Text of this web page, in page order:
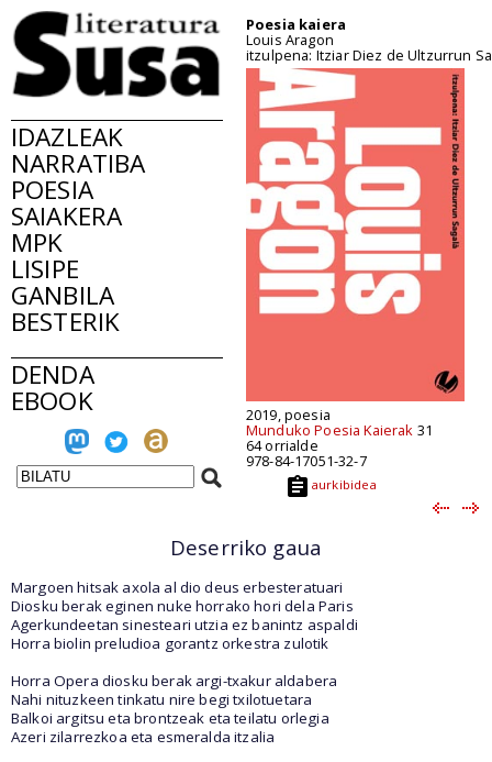
IDAZLEAK
NARRATIBA
POESIA
SAIAKERA
MPK
LISIPE
GANBILA
BESTERIK
DENDA
EBOOK
Poesia kaiera
Louis Aragon
itzulpena: Itziar Diez de Ultzurrun
2019, poesia
Munduko Poesia Kaierak 31
64 orrialde
978-84-17051-32-7
aurkibidea
Deserriko gaua
Margoen hitsak axola al dio deus erbesteratuari
Diosku berak eginen nuke horrako hori dela Paris
Agerkundeetan sinesteari utzia ez banintz aspaldi
Horra biolin preludioa gorantz orkestra zulotik
Horra Opera diosku berak argi-txakur aldabera
Nahi nituzkeen tinkatu nire begi txilotuetara
Balkoi argitsu eta brontzeak eta teilatu orlegia
Azeri zilarrezkoa eta esmeralda itzalia